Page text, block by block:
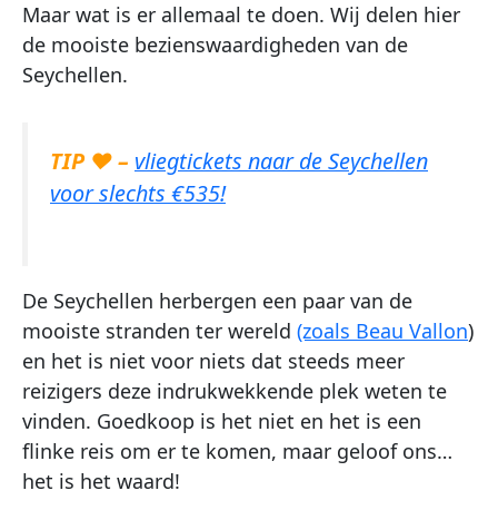
Maar wat is er allemaal te doen. Wij delen hier
de mooiste bezienswaardigheden van de
Seychellen.
TIP ♥ – vliegtickets naar de Seychellen
voor slechts €535!
De Seychellen herbergen een paar van de
mooiste stranden ter wereld (zoals Beau Vallon)
en het is niet voor niets dat steeds meer
reizigers deze indrukwekkende plek weten te
vinden. Goedkoop is het niet en het is een
flinke reis om er te komen, maar geloof ons…
het is het waard!